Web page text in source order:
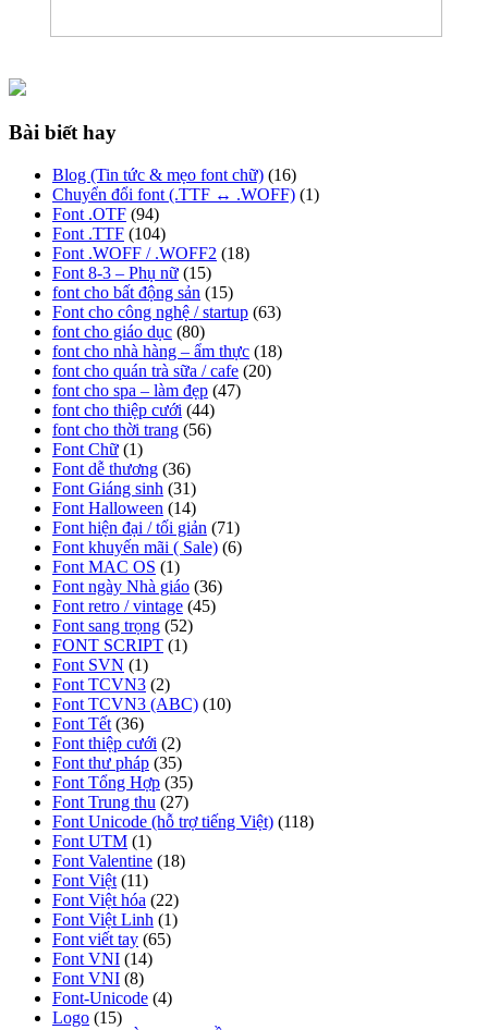
Bài biết hay
Blog (Tin tức & mẹo font chữ) (16)
Chuyển đổi font (.TTF ↔ .WOFF) (1)
Font .OTF (94)
Font .TTF (104)
Font .WOFF / .WOFF2 (18)
Font 8-3 – Phụ nữ (15)
font cho bất động sản (15)
Font cho công nghệ / startup (63)
font cho giáo dục (80)
font cho nhà hàng – ẩm thực (18)
font cho quán trà sữa / cafe (20)
font cho spa – làm đẹp (47)
font cho thiệp cưới (44)
font cho thời trang (56)
Font Chữ (1)
Font dễ thương (36)
Font Giáng sinh (31)
Font Halloween (14)
Font hiện đại / tối giản (71)
Font khuyến mãi ( Sale) (6)
Font MAC OS (1)
Font ngày Nhà giáo (36)
Font retro / vintage (45)
Font sang trọng (52)
FONT SCRIPT (1)
Font SVN (1)
Font TCVN3 (2)
Font TCVN3 (ABC) (10)
Font Tết (36)
Font thiệp cưới (2)
Font thư pháp (35)
Font Tổng Hợp (35)
Font Trung thu (27)
Font Unicode (hỗ trợ tiếng Việt) (118)
Font UTM (1)
Font Valentine (18)
Font Việt (11)
Font Việt hóa (22)
Font Việt Linh (1)
Font viết tay (65)
Font VNI (14)
Font VNI (8)
Font-Unicode (4)
Logo (15)